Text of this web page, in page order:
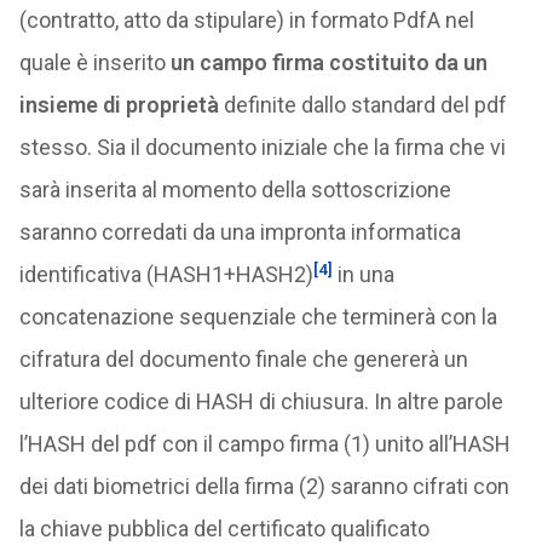
(contratto, atto da stipulare) in formato PdfA nel
quale è inserito un campo firma costituito da un
insieme di proprietàdefinite dallo standard del pdf
stesso. Sia il documento iniziale che la firma che vi
sarà inserita al momento della sottoscrizione
saranno corredati da una impronta informatica
identificativa (HASH1+HASH2)[4] in una
concatenazione sequenziale che terminerà con la
cifratura del documento finale che genererà un
ulteriore codice di HASH di chiusura. In altre parole
l’HASH del pdf con il campo firma (1) unito all’HASH
dei dati biometrici della firma (2) saranno cifrati con
la chiave pubblica del certificato qualificato